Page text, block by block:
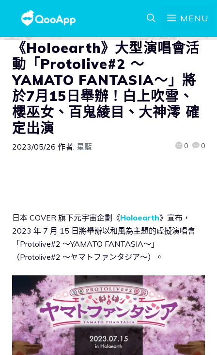
MENU
《Holoearth》大型演唱會活
動「Protolive#2 ～
YAMATO FANTASIA～」將
於7月15日舉辦！白上吹雪、
櫻巫女、百鬼綾目、大神澪 確
定出演
2023/05/26 作者: 星藍 0 0
日本 COVER 旗下元宇宙企劃《Holoearth》宣布，
2023 年 7 月 15 日將舉辦以和風為主題的虛擬演唱會
「Protolive#2 ～YAMATO FANTASIA～」
（Protolive#2 ～ヤマトファンタジア～）。